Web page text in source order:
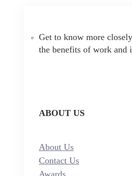
Get to know more
the benefits of work and
ABOUT US
About Us
Contact Us
Awards